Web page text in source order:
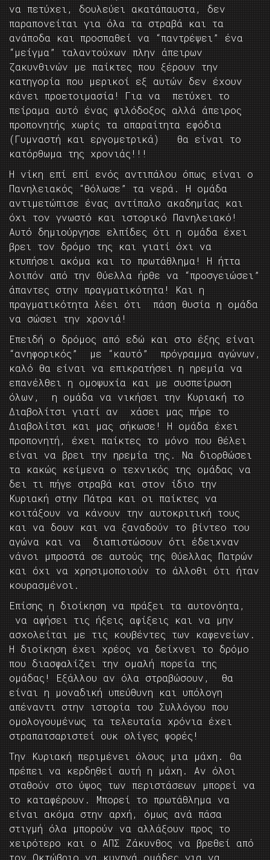
να πετύχει, δουλεύει ακατάπαυστα, δεν
παραπονείται για όλα τα στραβά και τα
ανάποδα και προσπαθεί να “παντρέψει” ένα
“μείγμα” ταλαντούχων πλην άπειρων
ζακυνθινών με παίκτες που ξέρουν την
κατηγορία που μερικοί εξ αυτών δεν έχουν
κάνει προετοιμασία! Για να πετύχει το
πείραμα αυτό ένας φιλόδοξος αλλά άπειρος
προπονητής χωρίς τα απαραίτητα εφόδια
(Γυμναστή και εργομετρικά) θα είναι το
κατόρθωμα της χρονιάς!!!
Η νίκη επί επί ενός αντιπάλου όπως είναι ο
Πανηλειακός “θόλωσε” τα νερά. Η ομάδα
αντιμετώπισε ένας αντίπαλο ακαδημίας και
όχι τον γνωστό και ιστορικό Πανηλειακό!
Αυτό δημιούργησε ελπίδες ότι η ομάδα έχει
βρει τον δρόμο της και γιατί όχι να
κτυπήσει ακόμα και το πρωτάθλημα! Η ήττα
λοιπόν από την Θύελλα ήρθε να “προσγειώσει”
άπαντες στην πραγματικότητα! Και η
πραγματικότητα λέει ότι πάση θυσία η ομάδα
να σώσει την χρονιά!
Επειδή ο δρόμος από εδώ και στο έξης είναι
“ανηφορικός” με “καυτό” πρόγραμμα αγώνων,
καλό θα είναι να επικρατήσει η ηρεμία να
επανέλθει η ομοψυχία και με συσπείρωση
όλων, η ομάδα να νικήσει την Κυριακή το
Διαβολίτσι γιατί αν χάσει μας πήρε το
Διαβολίτσι και μας σήκωσε! Η ομάδα έχει
προπονητή, έχει παίκτες το μόνο που θέλει
είναι να βρει την ηρεμία της. Να διορθώσει
τα κακώς κείμενα ο τεχνικός της ομάδας να
δει τι πήγε στραβά και στον ίδιο την
Κυριακή στην Πάτρα και οι παίκτες να
κοιτάξουν να κάνουν την αυτοκριτική τους
και να δουν και να ξαναδούν το βίντεο του
αγώνα και να διαπιστώσουν ότι έδειχναν
νάνοι μπροστά σε αυτούς της Θύελλας Πατρών
και όχι να χρησιμοποιούν το άλλοθι ότι ήταν
κουρασμένοι.
Επίσης η διοίκηση να πράξει τα αυτονόητα,
να αφήσει τις ήξεις αφίξεις και να μην
ασχολείται με τις κουβέντες των καφενείων.
Η διοίκηση έχει χρέος να δείχνει το δρόμο
που διασφαλίζει την ομαλή πορεία της
ομάδας! Εξάλλου αν όλα στραβώσουν, θα
είναι η μοναδική υπεύθυνη και υπόλογη
απέναντι στην ιστορία του Συλλόγου που
ομολογουμένως τα τελευταία χρόνια έχει
στραπατσαριστεί ουκ ολίγες φορές!
Την Κυριακή περιμένει όλους μια μάχη. Θα
πρέπει να κερδηθεί αυτή η μάχη. Αν όλοι
σταθούν στο ύψος των περιστάσεων μπορεί να
το καταφέρουν. Μπορεί το πρωτάθλημα να
είναι ακόμα στην αρχή, όμως ανά πάσα
στιγμή όλα μπορούν να αλλάξουν προς το
χειρότερο και ο ΑΠΣ Ζάκυνθος να βρεθεί από
τον Οκτώβριο να κυνηγά ομάδες για να